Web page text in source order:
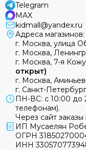
11
Вся необходимая
Материалы
Telegram
MAX
kidmall@yandex.ru
Адреса магазинов:
г. Москва, улица
г. Москва,
г. Москва, 7-я
открыт)
г. Москва,
г. Санкт-
ПН-ВС: с 10:00 до
телефонам).
Через сайт
ИП Мусаелян
ОГРН
ИНН